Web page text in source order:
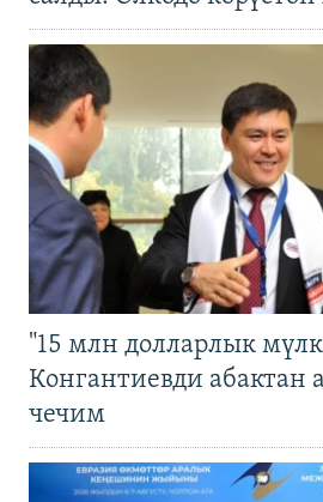
"15 млн долларлык
Конгантиевди абактан
чечим